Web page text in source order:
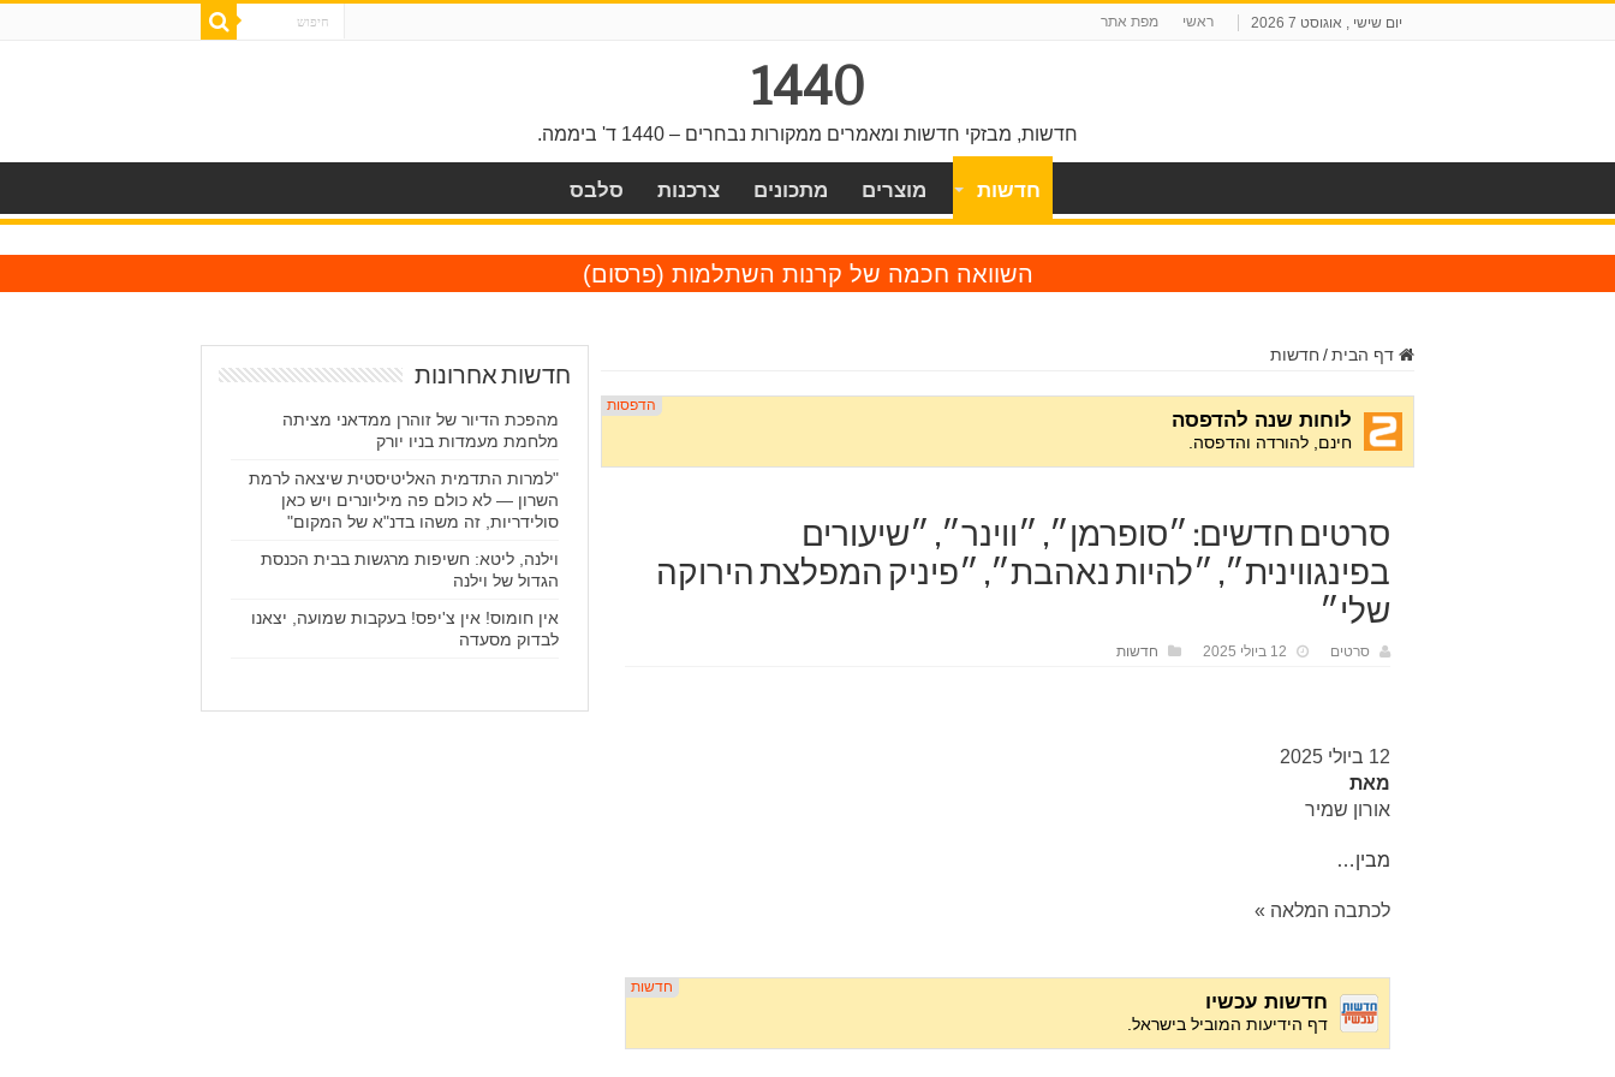
יום שישי , אוגוסט 7 2026 ראשי מפת אתר
1440
חדשות, מבזקי חדשות ומאמרים ממקורות נבחרים – 1440 ד' ביממה.
חדשות מוצרים מתכונים צרכנות סלבס
השוואה חכמה של קרנות השתלמות (פרסום)
דף הבית/ חדשות
סרטים חדשים: ״סופרמן״, ״ווינר״, ״שיעורים
בפינגווינית״, ״להיות נאהבת״, ״פיניק המפלצת הירוקה
שלי״
סרטים 12 ביולי 2025 חדשות
12 ביולי 2025
מאת
אורון שמיר
מבין…
לכתבה המלאה »
חדשות אחרונות
מהפכת הדיור של זוהרן ממדאני מציתה
מלחמת מעמדות בניו יורק
"למרות התדמית האליטיסטית שיצאה לרמת
השרון — לא כולם פה מיליונרים ויש כאן
סולידריות, זה משהו בדנ"א של המקום"
וילנה, ליטא: חשיפות מרגשות בבית הכנסת
הגדול של וילנה
אין חומוס! אין צ'יפס! בעקבות שמועה, יצאנו
לבדוק מסעדה